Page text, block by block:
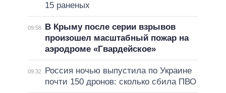
15 раненых
09:58
В Крыму после серии взрывов
произошел масштабный пожар на
аэродроме «Гвардейское»
09:32
Россия ночью выпустила по Украине
почти 150 дронов: сколько сбила ПВО